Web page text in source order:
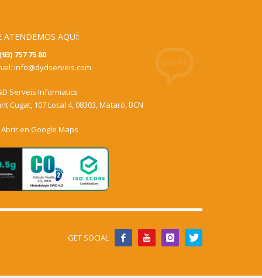
ATENDEMOS AQUÍ:
757 75 80
info@dydserveis.com
Serveis Informatics
Cugat, 107 Local 4, 08303, Mataró, BCN
Abrir en Google Maps
GET SOCIAL